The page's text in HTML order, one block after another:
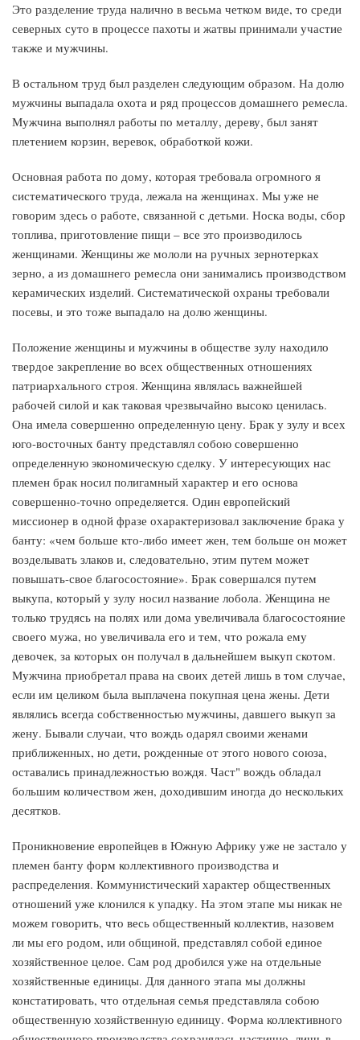
Это разделение труда налично в весьма четком виде, то среди
северных суто в процессе пахоты и жатвы принимали участие
также и мужчины.
В остальном труд был разделен следующим образом. На долю
мужчины выпадала охота и ряд процессов домашнего ремесла.
Мужчина выполнял работы по металлу, дереву, был занят
плетением корзин, веревок, обработкой кожи.
Основная работа по дому, которая требовала огромного я
систематического труда, лежала на женщинах. Мы уже не
говорим здесь о работе, связанной с детьми. Носка воды, сбор
топлива, приготовление пищи – все это производилось
женщинами. Женщины же мололи на ручных зернотерках
зерно, а из домашнего ремесла они занимались производством
керамических изделий. Систематической охраны требовали
посевы, и это тоже выпадало на долю женщины.
Положение женщины и мужчины в обществе зулу находило
твердое закрепление во всех общественных отношениях
патриархального строя. Женщина являлась важнейшей
рабочей силой и как таковая чрезвычайно высоко ценилась.
Она имела совершенно определенную цену. Брак у зулу и всех
юго-восточных банту представлял собою совершенно
определенную экономическую сделку. У интересующих нас
племен брак носил полигамный характер и его основа
совершенно-точно определяется. Один европейский
миссионер в одной фразе охарактеризовал заключение брака у
банту: «чем больше кто-либо имеет жен, тем больше он может
возделывать злаков и, следовательно, этим путем может
повышать-свое благосостояние». Брак совершался путем
выкупа, который у зулу носил название лобола. Женщина не
только трудясь на полях или дома увеличивала благосостояние
своего мужа, но увеличивала его и тем, что рожала ему
девочек, за которых он получал в дальнейшем выкуп скотом.
Мужчина приобретал права на своих детей лишь в том случае,
если им целиком была выплачена покупная цена жены. Дети
являлись всегда собственностью мужчины, давшего выкуп за
жену. Бывали случаи, что вождь одарял своими женами
приближенных, но дети, рожденные от этого нового союза,
оставались принадлежностью вождя. Част" вождь обладал
большим количеством жен, доходившим иногда до нескольких
десятков.
Проникновение европейцев в Южную Африку уже не застало у
племен банту форм коллективного производства и
распределения. Коммунистический характер общественных
отношений уже клонился к упадку. На этом этапе мы никак не
можем говорить, что весь общественный коллектив, назовем
ли мы его родом, или общиной, представлял собой единое
хозяйственное целое. Сам род дробился уже на отдельные
хозяйственные единицы. Для данного этапа мы должны
констатировать, что отдельная семья представляла собою
общественную хозяйственную единицу. Форма коллективного